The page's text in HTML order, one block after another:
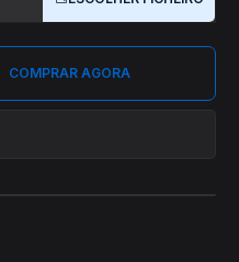
COMPRAR AGORA